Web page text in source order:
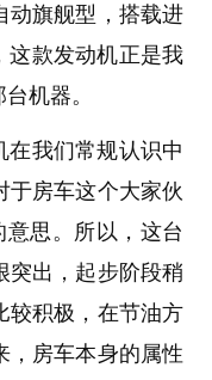
动旗舰型，搭载进
这款发动机正是我
机器。
在我们常规认识中
于房车这个大家伙
意思。所以，这台
突出，起步阶段稍
较积极，在节油方
，房车本身的属性